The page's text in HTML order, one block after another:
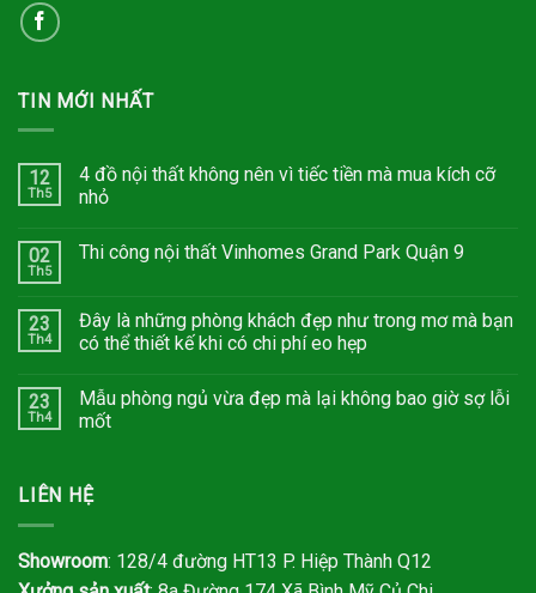
TIN MỚI NHẤT
12
Th5
4 đồ nội thất không nên vì tiếc tiền mà mua kích cỡ
nhỏ
02
Th5
Thi công nội thất Vinhomes Grand Park Quận 9
23
Th4
Đây là những phòng khách đẹp như trong mơ mà bạn
có thể thiết kế khi có chi phí eo hẹp
23
Th4
Mẫu phòng ngủ vừa đẹp mà lại không bao giờ sợ lỗi
mốt
LIÊN HỆ
Showroom: 128/4 đường HT13 P. Hiệp Thành Q12